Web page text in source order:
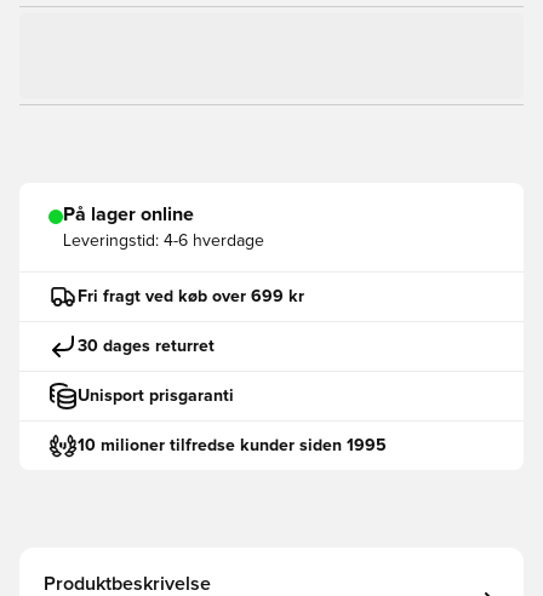
På lager online
Leveringstid: 4-6 hverdage
Fri fragt ved køb over 699 kr
30 dages returret
Unisport prisgaranti
10 milioner tilfredse kunder siden 1995
Produktbeskrivelse